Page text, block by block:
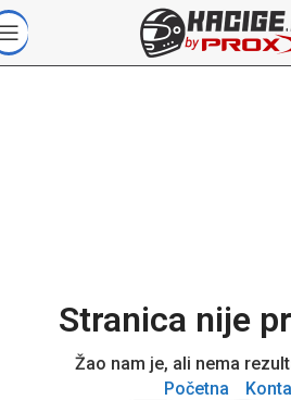
Stranica nije
Žao nam je, ali nema
Početna